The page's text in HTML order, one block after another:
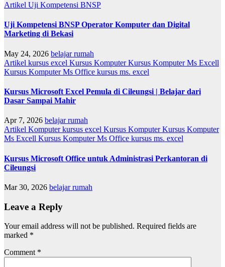
Artikel Uji Kompetensi BNSP
Uji Kompetensi BNSP Operator Komputer dan Digital
Marketing di Bekasi
May 24, 2026 belajar rumah
Artikel kursus excel Kursus KomputerKursus Komputer Ms Excell
Kursus Komputer Ms Office kursus ms. excel
Kursus Microsoft Excel Pemula di Cileungsi | Belajar dari
Dasar Sampai Mahir
Apr 7, 2026 belajar rumah
Artikel Komputerkursus excel Kursus KomputerKursus Komputer
Ms Excell Kursus Komputer Ms Office kursus ms. excel
Kursus Microsoft Office untuk Administrasi Perkantoran di
Cileungsi
Mar 30, 2026 belajar rumah
Leave a Reply
Your email address will not be published. Required fields are
marked *
Comment *